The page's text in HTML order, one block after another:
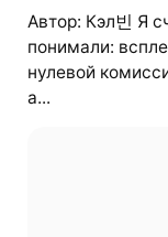
Автор: Кэл빈 Я
понимали:
нулевой
а...